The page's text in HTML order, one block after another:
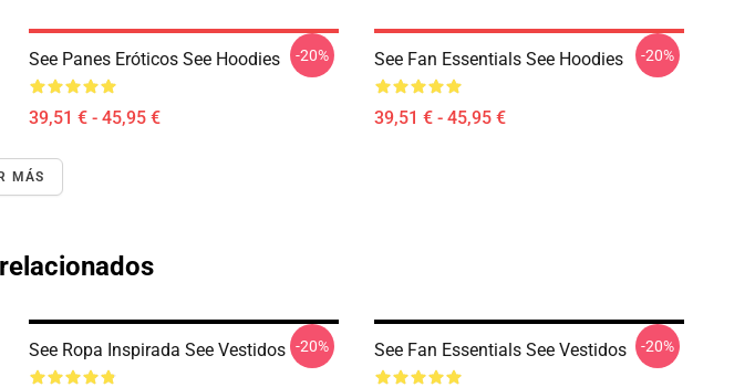
See Panes Eróticos See Hoodies
39,51 € - 45,95 €
-20% See Fan Essentials See Hoodies
39,51 € - 45,95 €
-20%
MÁS
See Ropa Inspirada See Vestidos -20% See Fan Essentials See Vestidos -20%